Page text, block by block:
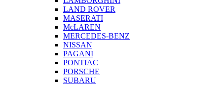
LAND ROVER
MASERATI
McLAREN
MERCEDES-BENZ
NISSAN
PAGANI
PONTIAC
PORSCHE
SUBARU